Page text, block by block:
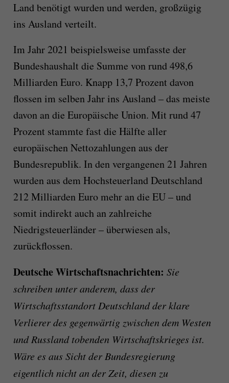
Land benötigt wurden und werden, großzügig
ins Ausland verteilt.
Im Jahr 2021 beispielsweise umfasste der
Bundeshaushalt die Summe von rund 498,6
Milliarden Euro. Knapp 13,7 Prozent davon
flossen im selben Jahr ins Ausland – das meiste
davon an die Europäische Union. Mit rund 47
Prozent stammte fast die Hälfte aller
europäischen Nettozahlungen aus der
Bundesrepublik. In den vergangenen 21 Jahren
wurden aus dem Hochsteuerland Deutschland
212 Milliarden Euro mehr an die EU – und
somit indirekt auch an zahlreiche
Niedrigsteuerländer – überwiesen als,
zurückflossen.
Deutsche Wirtschaftsnachrichten: Sie
schreiben unter anderem, dass der
Wirtschaftsstandort Deutschland der klare
Verlierer des gegenwärtig zwischen dem Westen
und Russland tobenden Wirtschaftskrieges ist.
Wäre es aus Sicht der Bundesregierung
eigentlich nicht an der Zeit, diesen zu